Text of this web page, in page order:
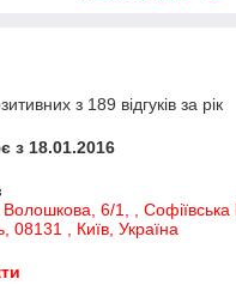
з 189 відгуків за рік
з 18.01.2016
6/1, , Софіївська
08131 , Київ, Україна